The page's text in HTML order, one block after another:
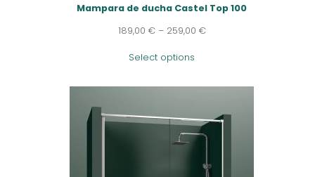
Mampara de ducha Castel Top 100
189,00 €– 259,00 €
Select options